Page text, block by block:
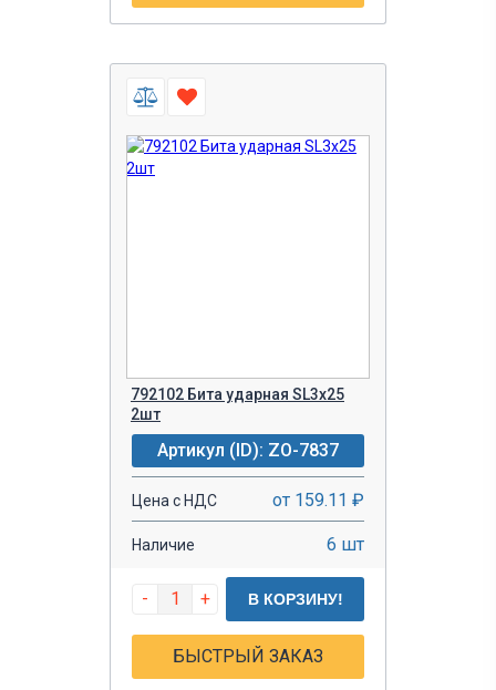
792102 Бита ударная SL3х25
2шт
Артикул (ID): ZO-7837
Цена с НДС от 159.11 ₽
Наличие 6 шт
- + В КОРЗИНУ!
БЫСТРЫЙ ЗАКАЗ